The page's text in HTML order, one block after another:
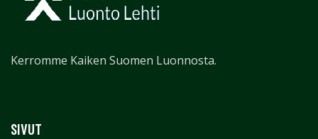
Kerromme Kaiken Suomen Luonnosta.
SIVUT